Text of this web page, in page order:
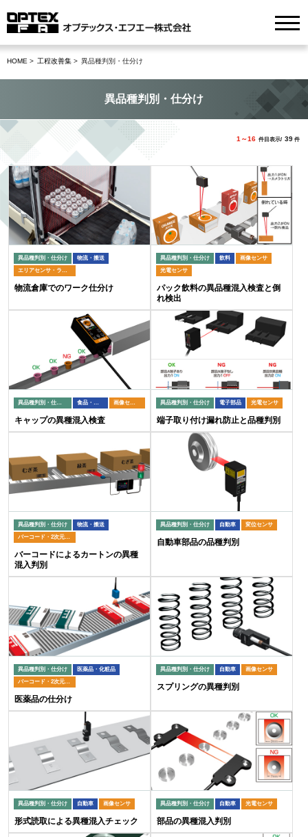
HOME 工程改善集 異品種判別・仕分け
異品種判別・仕分け
1～16 件目表示/ 39 件
異品種判別・仕分け
物流・搬送
エリアセンサ・ライトカーテン
物流倉庫でのワーク仕分け
異品種判別・仕分け 飲料
画像センサ
光電センサ
パック飲料の異品種混入検査と倒
れ検出
異品種判別・仕分け 食品・包装 画像センサ
キャップの異種混入検査
異品種判別・仕分け 電子部品 光電センサ
端子取り付け漏れ防止と品種判別
異品種判別・仕分け
物流・搬送
バーコード・2次元コードリーダ
バーコードによるカートンの異種
混入判別
異品種判別・仕分け 自動車 変位センサ
自動車部品の品種判別
異品種判別・仕分け
医薬品・化粧品
バーコード・2次元コードリーダ
医薬品の仕分け
異品種判別・仕分け 自動車 画像センサ
スプリングの異種判別
異品種判別・仕分け 自動車 画像センサ
形式読取による異種混入チェック
異品種判別・仕分け 自動車 光電センサ
部品の異種混入判別